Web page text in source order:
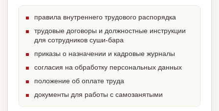
правила внутреннего трудового распорядка
трудовые договоры и должностные инструкции
для сотрудников суши-бара
приказы о назначении и кадровые журналы
согласия на обработку персональных данных
положение об оплате труда
документы для работы с самозанятыми